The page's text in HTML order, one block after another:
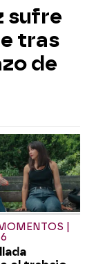
sufre
tras
de
|